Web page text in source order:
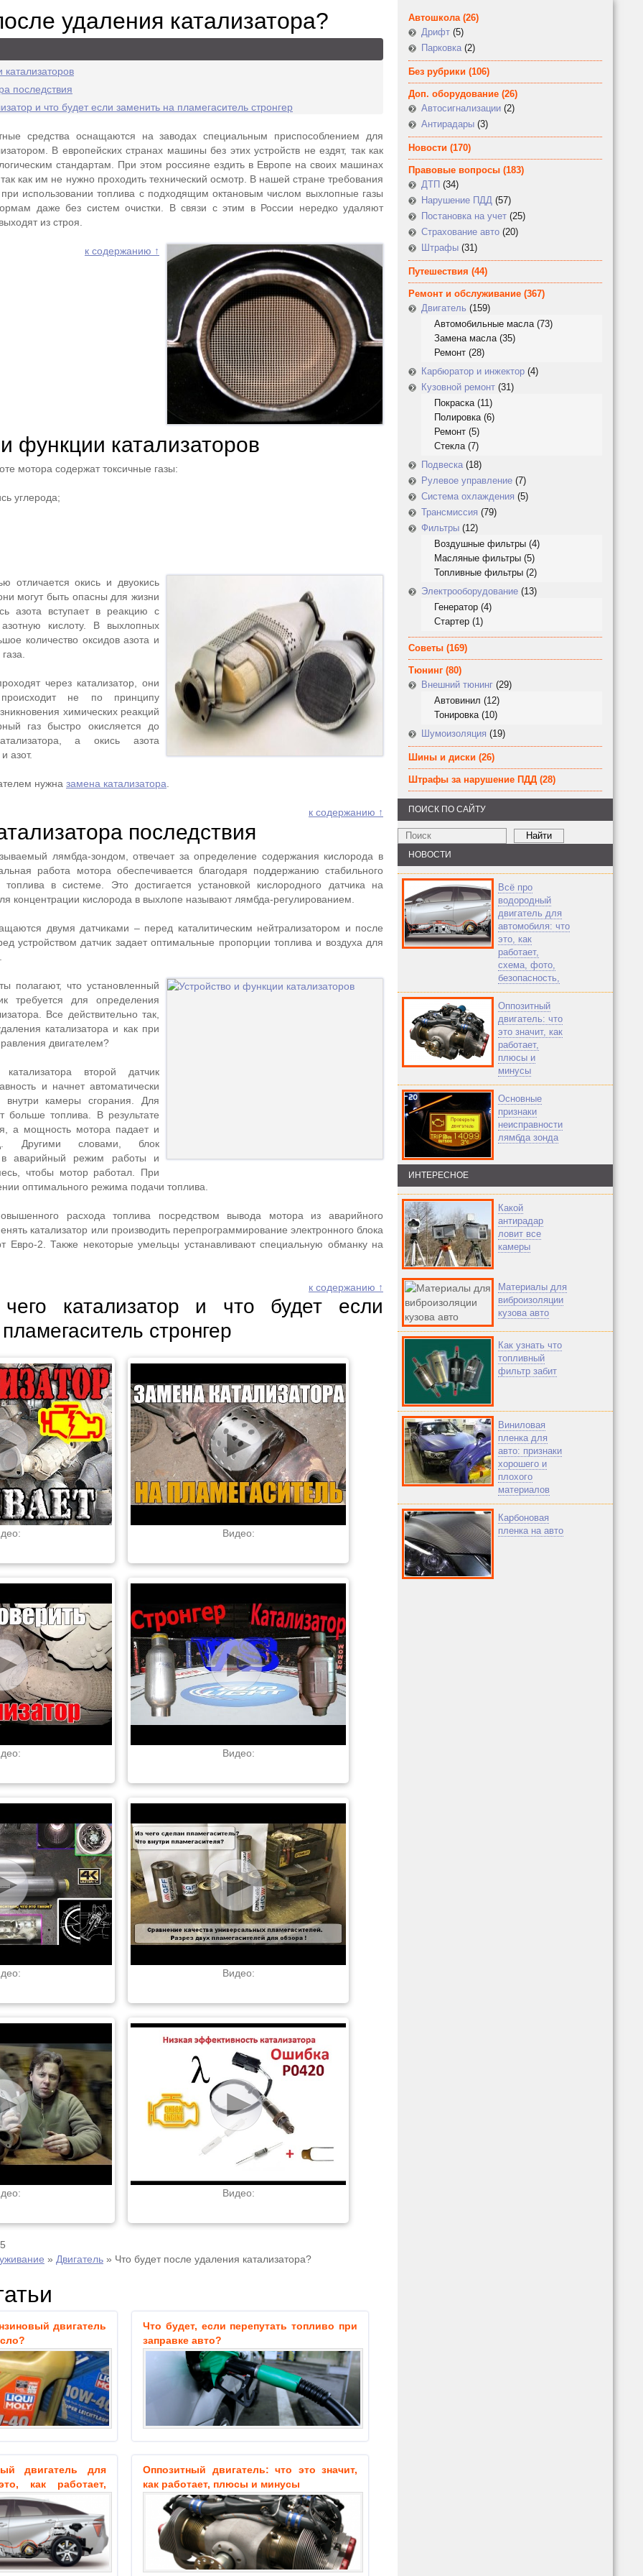
удаления катализатора?
катализаторов
последствия
и что будет если заменить на пламегаситель стронгер
средства оснащаются на заводах специальным приспособлением для
В европейских странах машины без этих устройств не ездят, так как
стандартам. При этом россияне ездить в Европе на своих машинах
так как им не нужно проходить технический осмотр. В нашей стране требования
использовании топлива с подходящим октановым числом выхлопные газы
даже без систем очистки. В связи с этим в России нередко удаляют
из строя.
к содержанию ↑
функции катализаторов
мотора содержат токсичные газы:
углерода;
отличается окись и двуокись
могут быть опасны для жизни
азота вступает в реакцию с
кислоту. В выхлопных
количество оксидов азота и
через катализатор, они
не по принципу
химических реакций
газ быстро окисляется до
а окись азота
азот.
нужна замена катализатора
к содержанию ↑
последствия
лямбда-зондом, отвечает за определение содержания кислорода в
работа мотора обеспечивается благодаря поддержанию стабильного
в системе. Это достигается установкой кислородного датчика на
концентрации кислорода в выхлопе называют лямбда-регулированием.
двумя датчиками – перед каталитическим нейтрализатором и после
устройством датчик задает оптимальные пропорции топлива и воздуха для
полагают, что установленный
требуется для определения
Все действительно так,
катализатора и как при
двигателем?
второй датчик
и начнет автоматически
внутри камеры сгорания. Для
больше топлива. В результате
а мощность мотора падает и
Другими словами, блок
в аварийный режим работы и
чтобы мотор работал. При
оптимального режима подачи топлива.
расхода топлива посредством вывода мотора из аварийного
катализатор или производить перепрограммирование электронного блока
Евро-2. Также некоторые умельцы устанавливают специальную обманку на
к содержанию ↑
катализатор и что будет если
стронгер
Видео:
Видео:
Видео:
Видео:
» Двигатель » Что будет после удаления катализатора?
двигатель
Что будет, если перепутать топливо при
заправке авто?
двигатель для
как работает,
Оппозитный двигатель: что это значит,
как работает, плюсы и минусы
Автошкола(26)
Дрифт (5)
Парковка (2)
Без рубрики (106)
Доп. оборудование (26)
Автосигнализации (2)
Антирадары (3)
Новости (170)
Правовые вопросы (183)
ДТП (34)
Нарушение ПДД (57)
Постановка на учет (25)
Страхование авто (20)
Штрафы (31)
Путешествия (44)
Ремонт и обслуживание (367)
Двигатель (159)
Автомобильные масла(73)
Замена масла(35)
Ремонт (28)
Карбюратор и инжектор (4)
Кузовной ремонт (31)
Покраска(11)
Полировка(6)
Ремонт (5)
Стекла(7)
Подвеска (18)
Рулевое управление (7)
Система охлаждения (5)
Трансмиссия (79)
Фильтры (12)
Воздушные фильтры (4)
Масляные фильтры (5)
Топливные фильтры (2)
Электрооборудование (13)
Генератор (4)
Стартер (1)
Советы (169)
Тюнинг (80)
Внешний тюнинг (29)
Автовинил (12)
Тонировка(10)
Шумоизоляция (19)
Шины и диски (26)
Штрафы за нарушение ПДД (28)
ПОИСК ПО САЙТУ
НОВОСТИ
Всё про
водородный
двигатель для
автомобиля: что
это, как
работает,
схема, фото,
безопасность,
Оппозитный
двигатель: что
это значит, как
работает,
плюсы и
минусы
Основные
признаки
неисправности
лямбда зонда
ИНТЕРЕСНОЕ
Какой
антирадар
ловит все
камеры
Материалы для
виброизоляции
кузова авто
Как узнать что
топливный
фильтр забит
Виниловая
пленка для
авто: признаки
хорошего и
плохого
материалов
Карбоновая
пленка на авто